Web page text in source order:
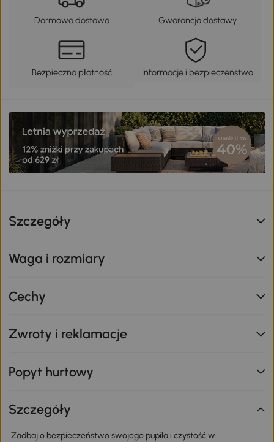
Darmowa dostawa Gwarancja dostawy
Bezpieczna płatność Informacje i bezpieczeństwo
Szczegóły
Waga i rozmiary
Cechy
Zwroty i reklamacje
Popyt hurtowy
Szczegóły
Zadbaj o bezpieczeństwo swojego pupila i czystość w